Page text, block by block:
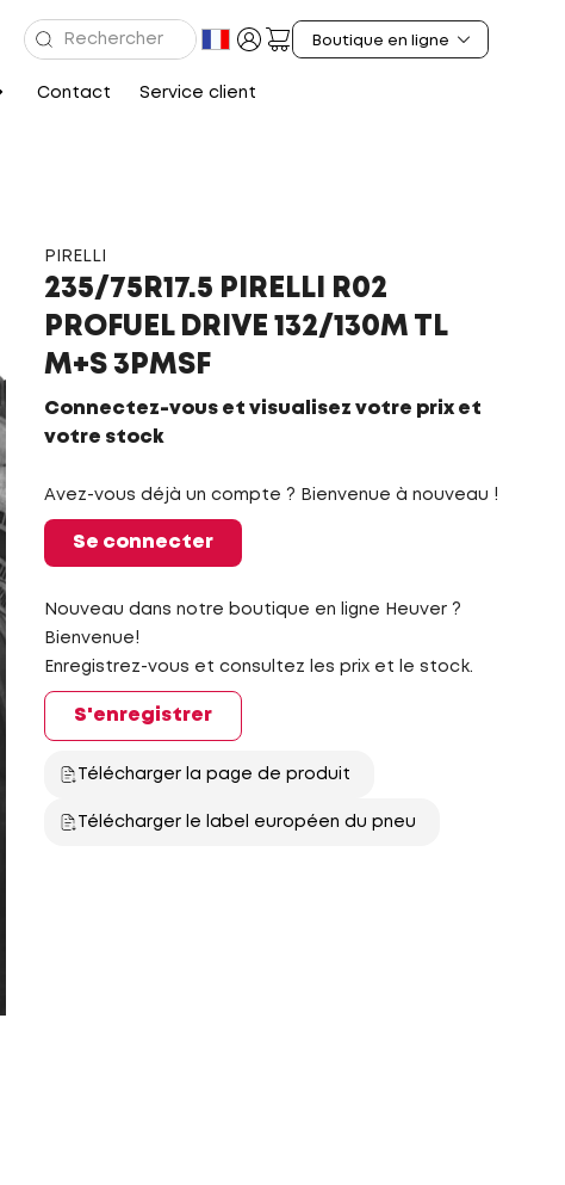
Contact Service client
PIRELLI
235/75R17.5 PIRELLI R02
PROFUEL DRIVE 132/130M TL
M+S 3PMSF
Connectez-vous et visualisez votre prix et
votre stock
Avez-vous déjà un compte ? Bienvenue à nouveau !
Se connecter
Nouveau dans notre boutique en ligne Heuver ?
Bienvenue!
Enregistrez-vous et consultez les prix et le stock.
S'enregistrer
Télécharger la page de produit
Télécharger le label européen du pneu